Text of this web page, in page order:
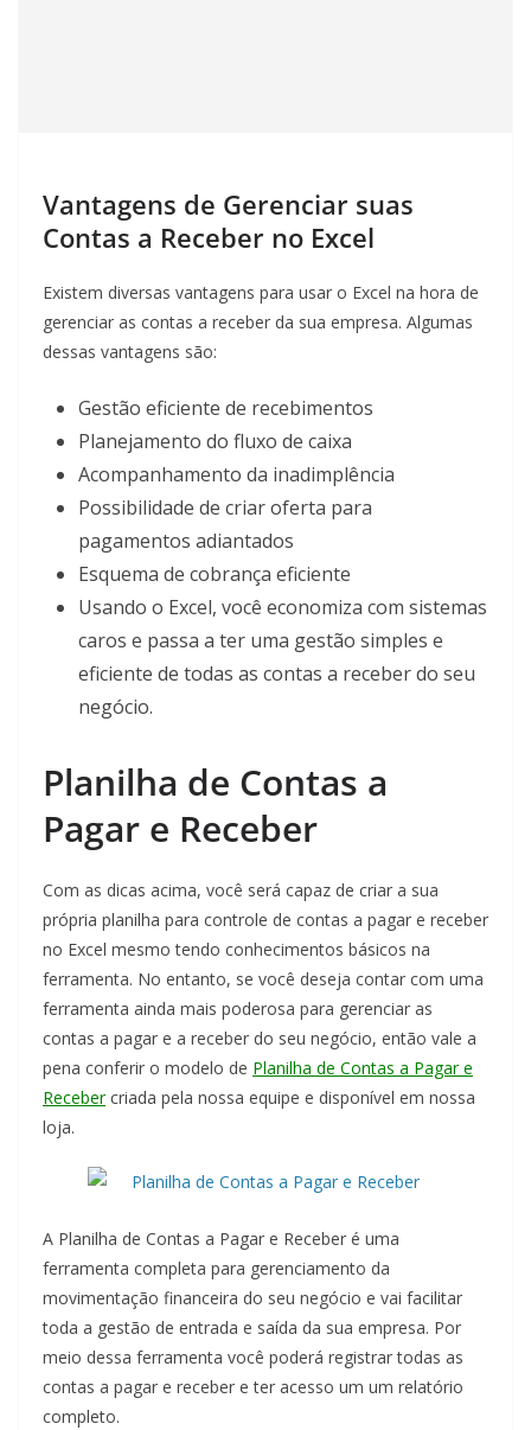
Vantagens de Gerenciar suas
Contas a Receber no Excel
Existem diversas vantagens para usar o Excel na hora de
gerenciar as contas a receber da sua empresa. Algumas
dessas vantagens são:
Gestão eficiente de recebimentos
Planejamento do fluxo de caixa
Acompanhamento da inadimplência
Possibilidade de criar oferta para
pagamentos adiantados
Esquema de cobrança eficiente
Usando o Excel, você economiza com sistemas
caros e passa a ter uma gestão simples e
eficiente de todas as contas a receber do seu
negócio.
Planilha de Contas a
Pagar e Receber
Com as dicas acima, você será capaz de criar a sua
própria planilha para controle de contas a pagar e receber
no Excel mesmo tendo conhecimentos básicos na
ferramenta. No entanto, se você deseja contar com uma
ferramenta ainda mais poderosa para gerenciar as
contas a pagar e a receber do seu negócio, então vale a
pena conferir o modelo de Planilha de Contas a Pagar e
Recebercriada pela nossa equipe e disponível em nossa
loja.
A Planilha de Contas a Pagar e Receber é uma
ferramenta completa para gerenciamento da
movimentação financeira do seu negócio e vai facilitar
toda a gestão de entrada e saída da sua empresa. Por
meio dessa ferramenta você poderá registrar todas as
contas a pagar e receber e ter acesso um um relatório
completo.